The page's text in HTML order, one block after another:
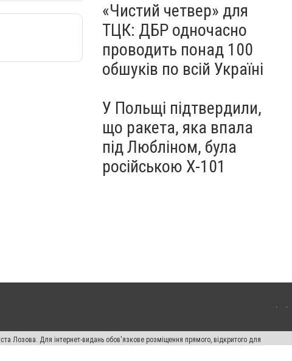
«Чистий четвер» для
ТЦК: ДБР одночасно
проводить понад 100
обшуків по всій Україні
У Польщі підтвердили,
що ракета, яка впала
під Любліном, була
російською Х-101
Лозова. Для інтернет-видань обов'язкове розміщення прямого, відкритого для